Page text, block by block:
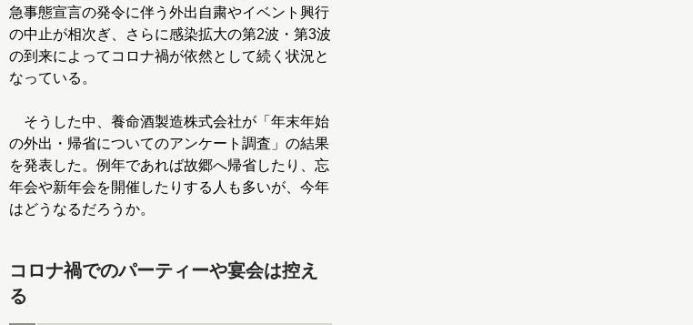
急事態宣言の発令に伴う外出自粛やイベント興行
の中止が相次ぎ、さらに感染拡大の第2波・第3波
の到来によってコロナ禍が依然として続く状況と
なっている。
そうした中、養命酒製造株式会社が「年末年始
の外出・帰省についてのアンケート調査」の結果
を発表した。例年であれば故郷へ帰省したり、忘
年会や新年会を開催したりする人も多いが、今年
はどうなるだろうか。
コロナ禍でのパーティーや宴会は控え
る